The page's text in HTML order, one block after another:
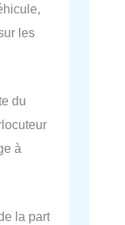
les
du
à
la part